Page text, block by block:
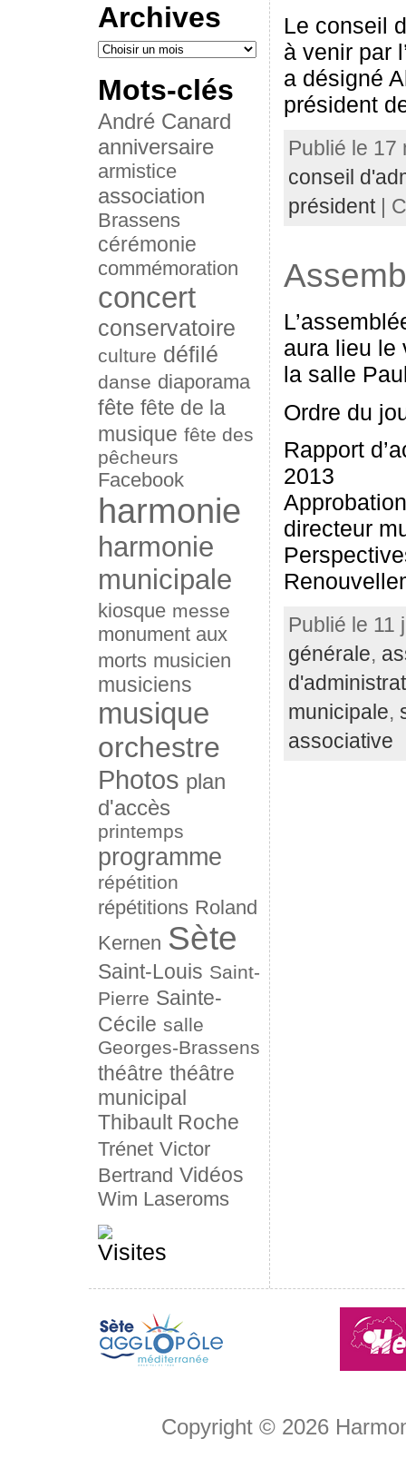
Archives
Mots-clés
André Canard
anniversaire
armistice
association
Brassens
cérémonie
commémoration
concert
conservatoire
culture défilé
danse diaporama
fête fête de la
musique fête des
pêcheurs
Facebook
harmonie
harmonie
municipale
kiosque messe
monument aux
morts musicien
musiciens
musique
orchestre
Photos plan
d'accès
printemps
programme
répétition
répétitions Roland
Kernen Sète
Saint-Louis Saint-
Pierre Sainte-
Cécile salle
Georges-Brassens
théâtre théâtre
municipal
Thibault Roche
Trénet Victor
Bertrand Vidéos
Wim Laseroms
Le conseil
à venir par
a désigné
président
Publié le
conseil
président|
aura lieu le
la salle
Ordre du
Rapport
2013
directeur
Publié le 11
générale,
municipale,
associative
Copyright © 2026